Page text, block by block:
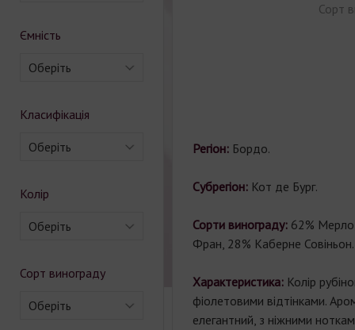
Ємність
Оберіть
Класифікація
Оберіть
Колір
Оберіть
Сорт винограду
Оберіть
Сорт
Регіон: Бордо.
Субрегіон:Кот де Бург.
Сорти винограду: 62%
Фран, 28% Каберне Совіньон.
Характеристика: Колір
фіолетовими відтінками.
елегантний, з ніжними